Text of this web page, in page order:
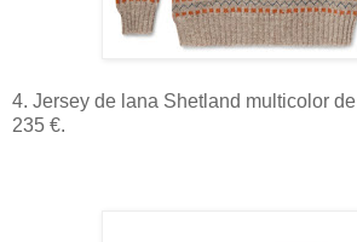
4. Jersey de lana Shetland multicolor de
235 €.